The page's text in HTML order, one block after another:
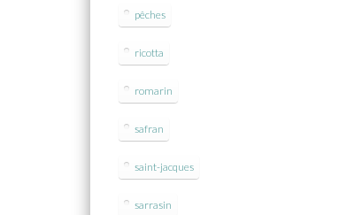
pêches
ricotta
romarin
safran
saint-jacques
sarrasin